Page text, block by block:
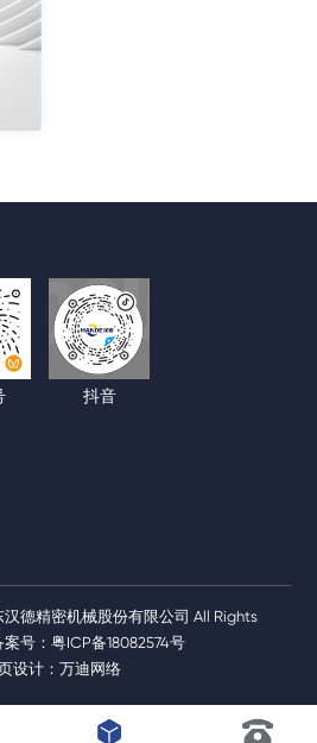
抖音
德精密机械股份有限公司 All Rights
号： 粤ICP备18082574号
设计：万迪网络